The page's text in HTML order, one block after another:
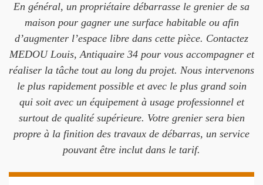
En général, un propriétaire débarrasse le grenier de sa
maison pour gagner une surface habitable ou afin
d’augmenter l’espace libre dans cette pièce. Contactez
MEDOU Louis, Antiquaire 34 pour vous accompagner et
réaliser la tâche tout au long du projet. Nous intervenons
le plus rapidement possible et avec le plus grand soin
qui soit avec un équipement à usage professionnel et
surtout de qualité supérieure. Votre grenier sera bien
propre à la finition des travaux de débarras, un service
pouvant être inclut dans le tarif.